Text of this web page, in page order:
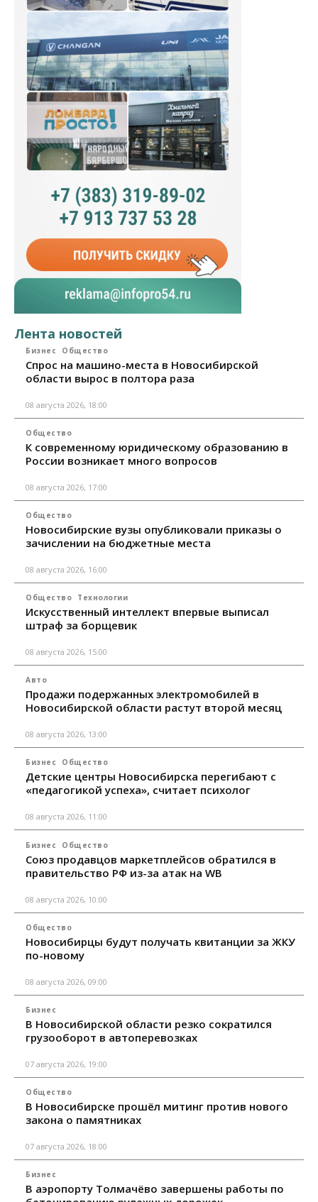
Лента новостей
Бизнес Общество
Спрос на машино-места в Новосибирской
области вырос в полтора раза
08 августа 2026, 18:00
Общество
К современному юридическому образованию в
России возникает много вопросов
08 августа 2026, 17:00
Общество
Новосибирские вузы опубликовали приказы о
зачислении на бюджетные места
08 августа 2026, 16:00
Общество Технологии
Искусственный интеллект впервые выписал
штраф за борщевик
08 августа 2026, 15:00
Авто
Продажи подержанных электромобилей в
Новосибирской области растут второй месяц
08 августа 2026, 13:00
Бизнес Общество
Детские центры Новосибирска перегибают с
«педагогикой успеха», считает психолог
08 августа 2026, 11:00
Бизнес Общество
Союз продавцов маркетплейсов обратился в
правительство РФ из-за атак на WB
08 августа 2026, 10:00
Общество
Новосибирцы будут получать квитанции за ЖКУ
по-новому
08 августа 2026, 09:00
Бизнес
В Новосибирской области резко сократился
грузооборот в автоперевозках
07 августа 2026, 19:00
Общество
В Новосибирске прошёл митинг против нового
закона о памятниках
07 августа 2026, 18:00
Бизнес
В аэропорту Толмачёво завершены работы по